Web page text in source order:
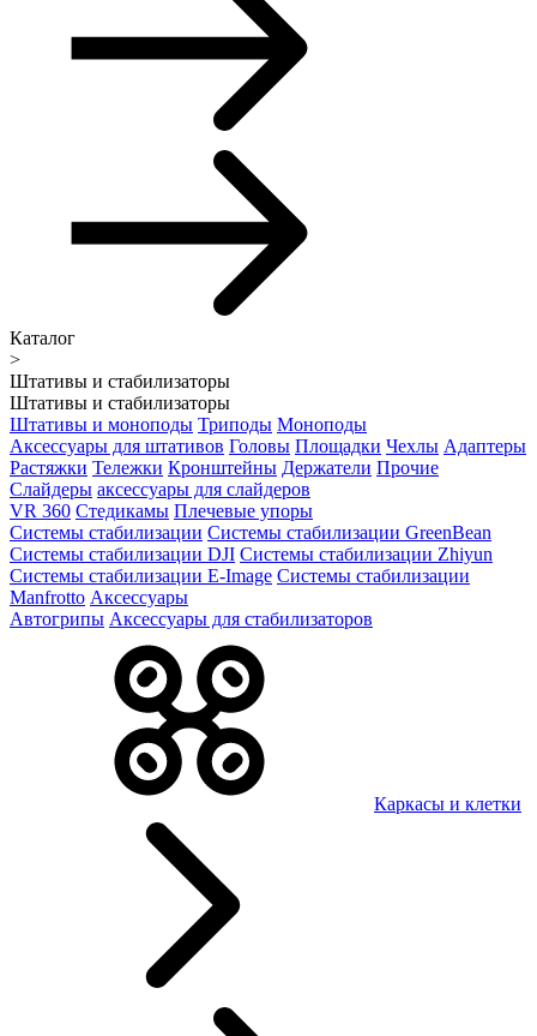
Каталог
>
Штативы и стабилизаторы
Штативы и стабилизаторы
Штативы и моноподы Триподы Моноподы
Аксессуары для штативов Головы Площадки Чехлы Адаптеры
Растяжки Тележки Кронштейны Держатели Прочие
Слайдеры аксессуары для слайдеров
VR 360 Стедикамы Плечевые упоры
Системы стабилизации Системы стабилизации GreenBean
Системы стабилизации DJI Системы стабилизации Zhiyun
Системы стабилизации E-Image Системы стабилизации
Manfrotto Аксессуары
Автогрипы Аксессуары для стабилизаторов
Каркасы и клетки